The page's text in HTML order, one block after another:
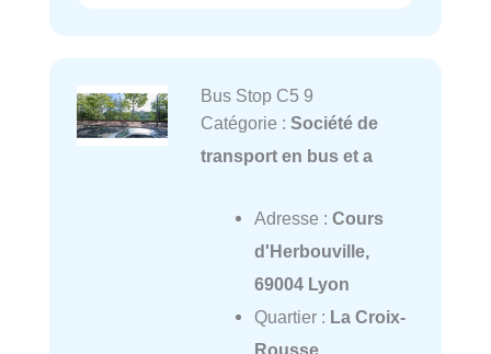
Bus Stop C5 9
Catégorie : Société de
transport en bus et a
Adresse : Cours
d'Herbouville,
69004 Lyon
Quartier : La Croix-
Rousse